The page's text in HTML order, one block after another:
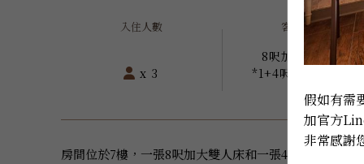
入住人數 客房床型
x 3
8呎加大雙人床
*1+4呎加大單人床
*1
房間位於7樓，一張8呎加大雙人床和一張4呎加大單人
假如有需
加官方
非常感謝